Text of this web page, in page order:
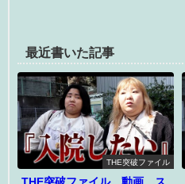
最近書いた記事
THE突破ファイル
THE突破ファイル 動画 ス